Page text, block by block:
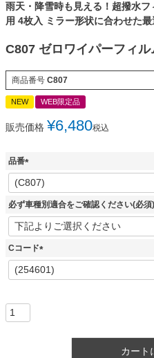
雨天・降雪時も見える！超撥水
用 4枚入 ミラー形状に合わせた
C807 ゼロワイパーフィ
商品番号 C807
NEW WEB限定品
販売価格 ¥6,480税込
品番
(
必
須
必ず車種別適合をご確認ください(必須)
Cコード
(
必
カート